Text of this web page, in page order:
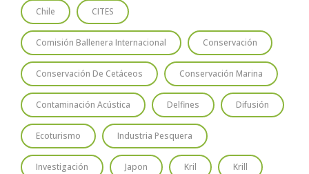
Chile CITES
Comisión Ballenera Internacional Conservación
Conservación De Cetáceos Conservación Marina
Contaminación Acústica Delfines Difusión
Ecoturismo Industria Pesquera
Investigación Japon Kril Krill